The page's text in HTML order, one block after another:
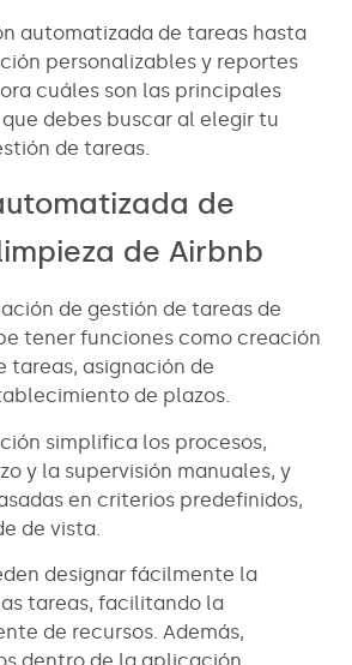
automatizada de tareas hasta
personalizables y reportes
cuáles son las principales
debes buscar al elegir tu
de tareas.
de
de Airbnb
de gestión de tareas de
tener funciones como creación
tareas, asignación de
de plazos.
simplifica los procesos,
y la supervisión manuales, y
en criterios predefinidos,
de vista.
designar fácilmente la
tareas, facilitando la
de recursos. Además,